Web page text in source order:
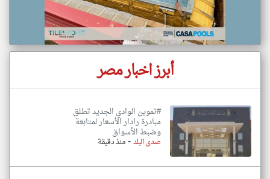
أبرز اخبار مصر
#تموين الوادي الجديد تطلق
مبادرة رادار الأسعار لمتابعة
وضبط الأسواق
صدى البلد-منذ دقيقة